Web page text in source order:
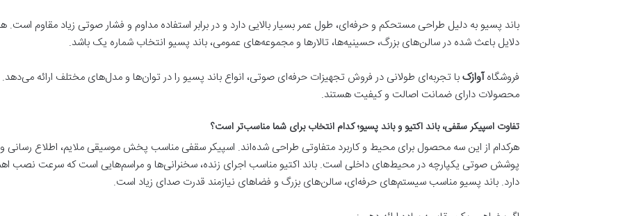
باند پسیو به دلیل طراحی مستحکم و حرفه‌ای، طول عمر بسیار بالایی دارد و در برابر استفاده مداوم و فشار صوتی زیاد مقاوم است.
دلایل باعث شده در سالن‌های بزرگ، حسینیه‌ها، تالارها و مجموعه‌های عمومی، باند پسیو انتخاب شماره یک باشد.
فروشگاهآوازکبا تجربه‌ای طولانی در فروش تجهیزات حرفه‌ای صوتی، انواع باند پسیو را در توان‌ها و مدل‌های مختلف ارائه
محصولات دارای ضمانت اصالت و کیفیت هستند.
تفاوت اسپیکر سقفی، باند اکتیو و باند پسیو؛ کدام انتخاب برای شما مناسب‌تر است؟
هرکدام از این سه محصول برای محیط و کاربرد متفاوتی طراحی شده‌اند. اسپیکر سقفی مناسب پخش موسیقی ملایم، اطلاع ‌رسانی و
پوشش صوتی یکپارچه در محیط‌های داخلی است. باند اکتیو مناسب اجرای زنده، سخنرانی‌ها و مراسم‌هایی است که سرعت نصب
دارد. باند پسیو مناسب سیستم‌های حرفه‌ای، سالن‌های بزرگ و فضاهای نیازمند قدرت صدای زیاد است.